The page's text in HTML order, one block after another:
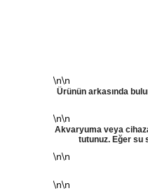
\n\n
Ürünün arkasında
\n\n
Akvaryuma veya
tutunuz. Eğer su
\n\n
\n\n